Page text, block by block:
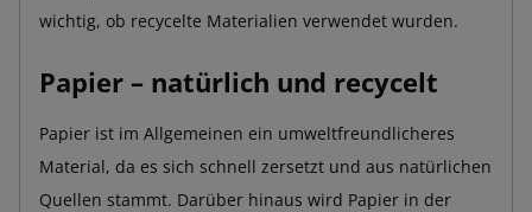
wichtig, ob recycelte Materialien verwendet wurden.
Papier – natürlich und recycelt
Papier ist im Allgemeinen ein umweltfreundlicheres
Material, da es sich schnell zersetzt und aus natürlichen
Quellen stammt. Darüber hinaus wird Papier in der